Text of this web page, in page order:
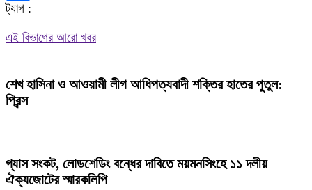
Share
ট্যাগ :
এই বিভাগের আরো খবর
শেখ হাসিনা ও আওয়ামী লীগ আধিপত্যবাদী শক্তির হাতের পুতুল:
প্রিন্স
গ্যাস সংকট, লোডশেডিং বন্ধের দাবিতে ময়মনসিংহে ১১ দলীয়
ঐক্যজোটের স্মারকলিপি